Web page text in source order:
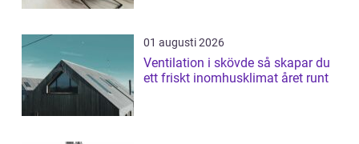
01 augusti 2026
Ventilation i skövde så skapar du
ett friskt inomhusklimat året runt